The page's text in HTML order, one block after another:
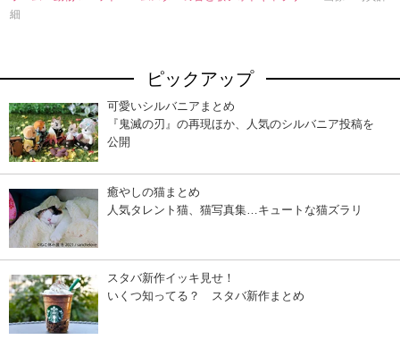
細
ピックアップ
可愛いシルバニアまとめ
『鬼滅の刃』の再現ほか、人気のシルバニア投稿を
公開
癒やしの猫まとめ
人気タレント猫、猫写真集…キュートな猫ズラリ
スタバ新作イッキ見せ！
いくつ知ってる？ スタバ新作まとめ